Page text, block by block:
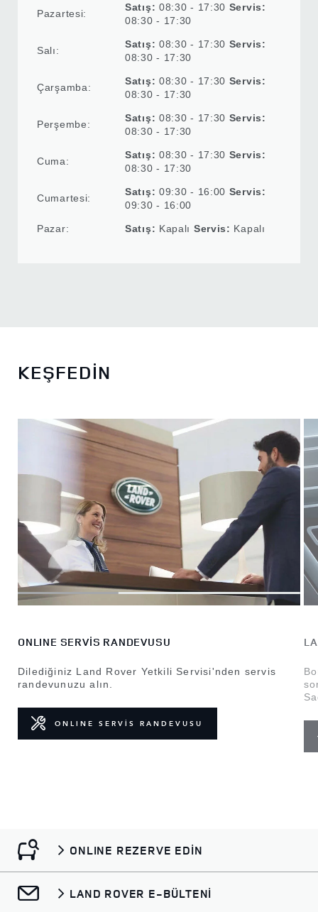
Pazartesi:
Satış: 08:30 - 17:30 Servis:
08:30 - 17:30
Salı:
Satış: 08:30 - 17:30 Servis:
08:30 - 17:30
Çarşamba:
Satış: 08:30 - 17:30 Servis:
08:30 - 17:30
Perşembe:
Satış: 08:30 - 17:30 Servis:
08:30 - 17:30
Cuma:
Satış: 08:30 - 17:30 Servis:
08:30 - 17:30
Cumartesi:
Satış: 09:30 - 16:00 Servis:
09:30 - 16:00
Pazar: Satış: Kapalı Servis: Kapalı
KEŞFEDİN
ONLINE SERVİS RANDEVUSU
Dilediğiniz Land Rover Yetkili Servisi'nden servis
randevunuzu alın.
ONLINE SERVİS RANDEVUSU
ONLINE REZERVE EDİN
LAND ROVER E-BÜLTENİ